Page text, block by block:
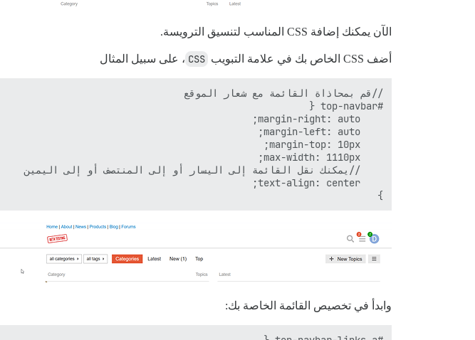
الآن يمكنك إضافة CSS المناسب لتنسيق الترويسة.
أضف CSS الخاص بك في علامة التبويب CSS ، على سبيل المثال
}
وابدأ في تخصيص القائمة الخاصة بك: